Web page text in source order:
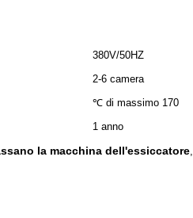
380V/50HZ
2-6 camera
℃ di massimo 170
1 anno
la macchina dell'essiccatore,